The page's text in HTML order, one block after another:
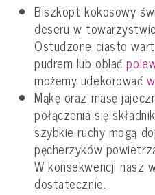
Biszkopt kokosowy
deseru w
Ostudzone ciasto
pudrem lub oblać
możemy udekorować
Mąkę oraz masę
połączenia się
szybkie ruchy mogą
pęcherzyków
W konsekwencji nasz
dostatecznie.